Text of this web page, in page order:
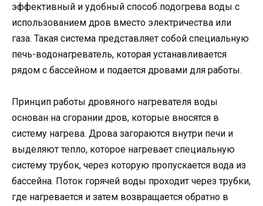
эффективный и удобный способ подогрева воды с
использованием дров вместо электричества или
газа. Такая система представляет собой специальную
печь-водонагреватель, которая устанавливается
рядом с бассейном и подается дровами для работы.
Принцип работы дровяного нагревателя воды
основан на сгорании дров, которые вносятся в
систему нагрева. Дрова загораются внутри печи и
выделяют тепло, которое нагревает специальную
систему трубок, через которую пропускается вода из
бассейна. Поток горячей воды проходит через трубки,
где нагревается и затем возвращается обратно в